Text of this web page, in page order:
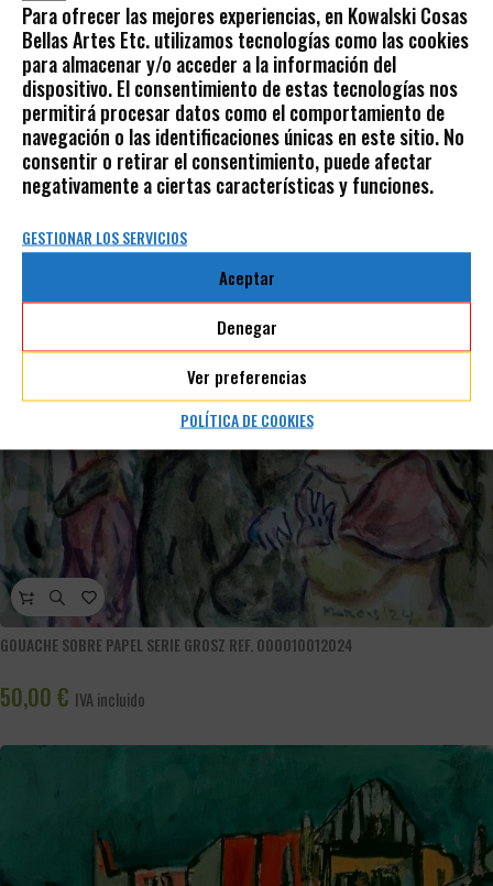
Para ofrecer las mejores experiencias, en Kowalski Cosas
Bellas Artes Etc. utilizamos tecnologías como las cookies
para almacenar y/o acceder a la información del
dispositivo. El consentimiento de estas tecnologías nos
permitirá procesar datos como el comportamiento de
navegación o las identificaciones únicas en este sitio. No
consentir o retirar el consentimiento, puede afectar
negativamente a ciertas características y funciones.
GESTIONAR LOS SERVICIOS
Aceptar
Denegar
Ver preferencias
POLÍTICA DE COOKIES
GOUACHE SOBRE PAPEL LUCHA REF.: 0000000180924/06
60,00€ IVA incluido
GOUACHE SOBRE PAPEL SERIE GROSZ REF. 000010012024
50,00 € IVA incluido